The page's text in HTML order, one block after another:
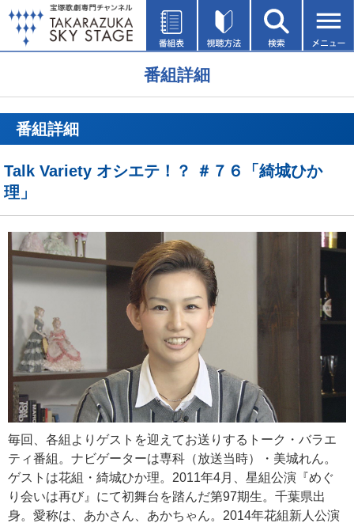
番組詳細
番組詳細
Talk Variety オシエテ！？ ＃７６「綺城ひか
理」
毎回、各組よりゲストを迎えてお送りするトーク・バラエ
ティ番組。ナビゲーターは専科（放送当時）・美城れん。
ゲストは花組・綺城ひか理。2011年4月、星組公演『めぐ
り会いは再び』にて初舞台を踏んだ第97期生。千葉県出
身。愛称は、あかさん、あかちゃん。2014年花組新人公演